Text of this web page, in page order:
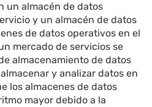
un almacén de datos
y un almacén de datos
de datos operativos en el
mercado de servicios se
almacenamiento de datos
y analizar datos en
los almacenes de datos
mayor debido a la